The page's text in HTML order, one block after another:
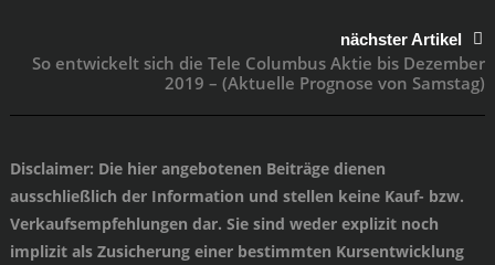
nächster Artikel
So entwickelt sich die Tele Columbus Aktie bis Dezember
2019 – (Aktuelle Prognose von Samstag)
Disclaimer: Die hier angebotenen Beiträge dienen
ausschließlich der Information und stellen keine Kauf- bzw.
Verkaufsempfehlungen dar. Sie sind weder explizit noch
implizit als Zusicherung einer bestimmten Kursentwicklung